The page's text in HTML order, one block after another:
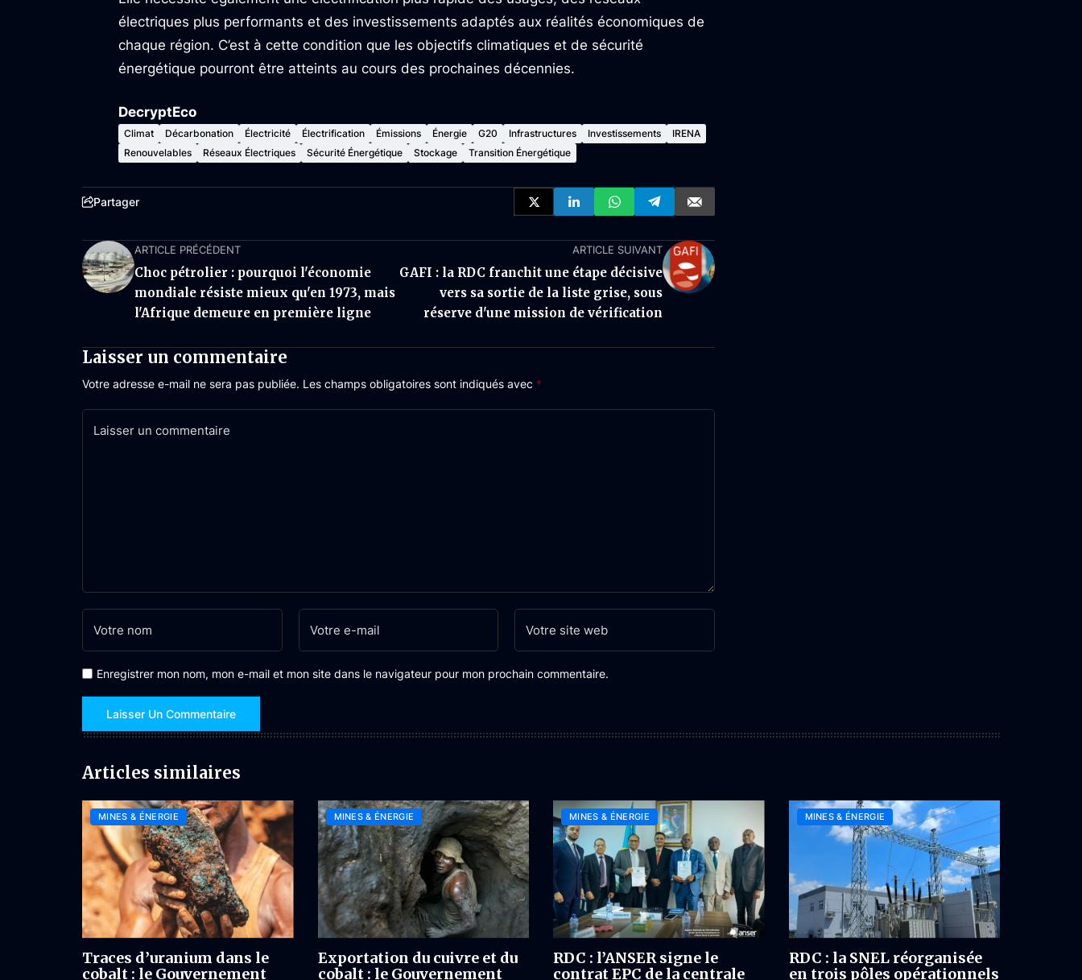
électriques plus performants et des investissements adaptés aux réalités économiques de
chaque région. C’est à cette condition que les objectifs climatiques et de sécurité
énergétique pourront être atteints au cours des prochaines décennies.
DecryptEco
Climat Décarbonation Électricité Électrification Émissions Énergie G20 Infrastructures Investissements
IRENA
Renouvelables
Réseaux Électriques Sécurité Énergétique Stockage Transition Énergétique
Partager
ARTICLE PRÉCÉDENT
Choc pétrolier : pourquoi l'économie
mondiale résiste mieux qu'en 1973, mais
l'Afrique demeure en première ligne
ARTICLE SUIVANT
GAFI : la RDC franchit une étape décisive
vers sa sortie de la liste grise, sous
réserve d'une mission de vérification
Laisser un commentaire
Votre adresse e-mail ne sera pas publiée. Les champs obligatoires sont indiqués avec *
Enregistrer mon nom, mon e-mail et mon site dans le navigateur pour mon prochain commentaire.
Articles similaires
MINES & ÉNERGIE
Traces d’uranium dans le
cobalt : le Gouvernement
MINES & ÉNERGIE
Exportation du cuivre et du
cobalt : le Gouvernement
MINES & ÉNERGIE
RDC : l’ANSER signe le
contrat EPC de la centrale
MINES & ÉNERGIE
RDC : la SNEL réorganisée
en trois pôles opérationnels